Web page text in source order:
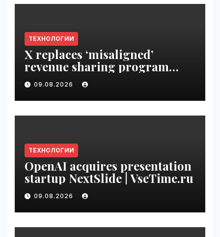
ТЕХНОЛОГИИ
X replaces ‘misaligned’
revenue sharing program
with Original Content
Rewards | VseTime.ru
09.08.2026
ТЕХНОЛОГИИ
OpenAI acquires presentation
startup NextSlide | VseTime.ru
09.08.2026